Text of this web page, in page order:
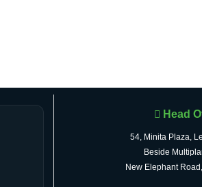
Head
54, Minita Plaza,
Beside
New Elephant